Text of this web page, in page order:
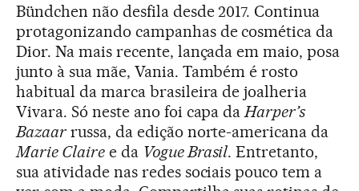
Bündchen não desfila desde 2017. Continua
protagonizando campanhas de cosmética da
Dior. Na mais recente, lançada em maio, posa
junto à sua mãe, Vania. Também é rosto
habitual da marca brasileira de joalheria
Vivara. Só neste ano foi capa da Harper’s
Bazaarrussa, da edição norte-americana da
Marie Clairee da Vogue Brasil. Entretanto,
sua atividade nas redes sociais pouco tem a